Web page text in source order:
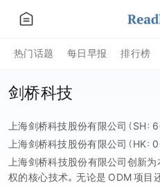
热门话题 每日早报 排行榜
剑桥科技
上海剑桥科技股份有限公司（SH：
上海剑桥科技股份有限公司（HK：
上海剑桥科技股份有限公司创新
权的核心技术。 无论是 ODM 项目